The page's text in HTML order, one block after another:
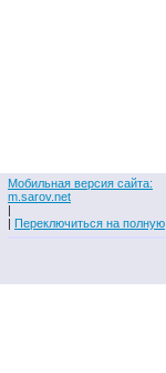
Мобильная версия сайта:
m.sarov.net
|
| Переключиться на полную